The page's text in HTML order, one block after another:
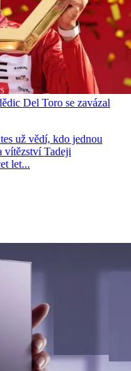
Del Toro se zavázal
už vědí, kdo jednou
vítězství Tadeji
let...